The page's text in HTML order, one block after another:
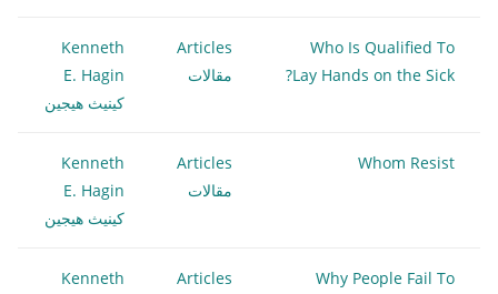
Who Is Qualified To
Lay Hands on the Sick?
Articles
مقالات
Kenneth
E. Hagin
كينيث هيجين
Whom Resist
Articles
مقالات
Kenneth
E. Hagin
كينيث هيجين
Why People Fail To
Articles
Kenneth